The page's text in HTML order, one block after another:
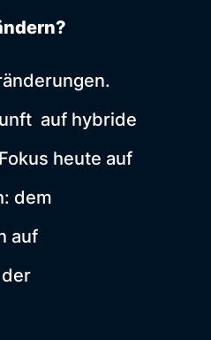
auf hybride
heute auf
dem
auf